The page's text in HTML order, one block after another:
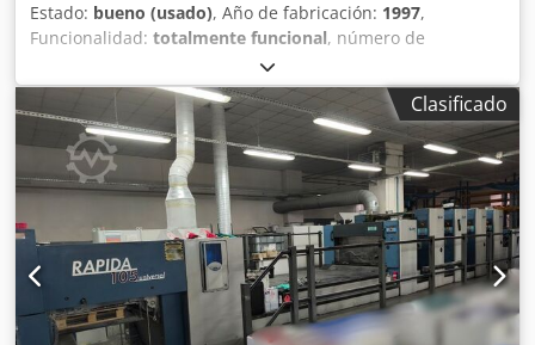
Estado: bueno (usado), Año de fabricación: 1997,
Funcionalidad: totalmente funcional, número de
, Heidelberg Speedmaster 70 x
100 cm - 4 cuerpos de color - Formato: 70 x 100 cm - Aprox.
400 millones de impresiones - Número de serie: 540029 -
CP Tronic - CPC 1.04 - Humidificador Alcolor - Sistema de
carga automática de planchas - Preajuste Credpfxezd R
Hye Abyof - Ajuste - Sistemas de lavado totalmente
automáticos - Impresión a doble cara (Perfector) -
Dispositivo para eliminar el rizado - Dispositivo de
aplicación de polvo (pulverización de polvo)
Clasificado